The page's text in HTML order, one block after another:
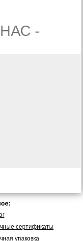
-
сертификаты
упаковка